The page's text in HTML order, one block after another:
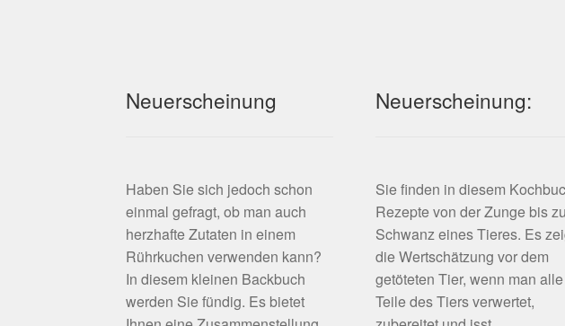
Neuerscheinung
Haben Sie sich jedoch schon
einmal gefragt, ob man auch
herzhafte Zutaten in einem
Rührkuchen verwenden kann?
In diesem kleinen Backbuch
werden Sie fündig. Es bietet
Neuerscheinung:
Sie finden in diesem
Rezepte von der Zunge bis
Schwanz eines Tieres. Es
die Wertschätzung vor dem
getöteten Tier, wenn man alle
Teile des Tiers verwertet,